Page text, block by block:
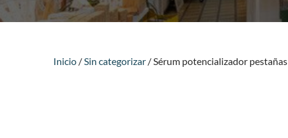
Inicio /Sin categorizar / Sérum potencializador pestañas